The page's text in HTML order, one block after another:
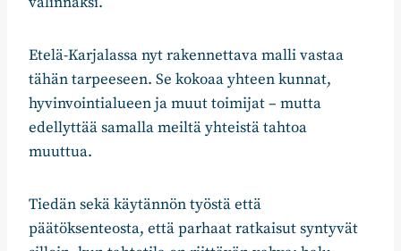
Etelä-Karjalassa nyt rakennettava malli vastaa
tähän tarpeeseen. Se kokoaa yhteen kunnat,
hyvinvointialueen ja muut toimijat – mutta
edellyttää samalla meiltä yhteistä tahtoa
muuttua.
Tiedän sekä käytännön työstä että
päätöksenteosta, että parhaat ratkaisut syntyvät